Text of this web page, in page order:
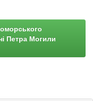
Петра Могили